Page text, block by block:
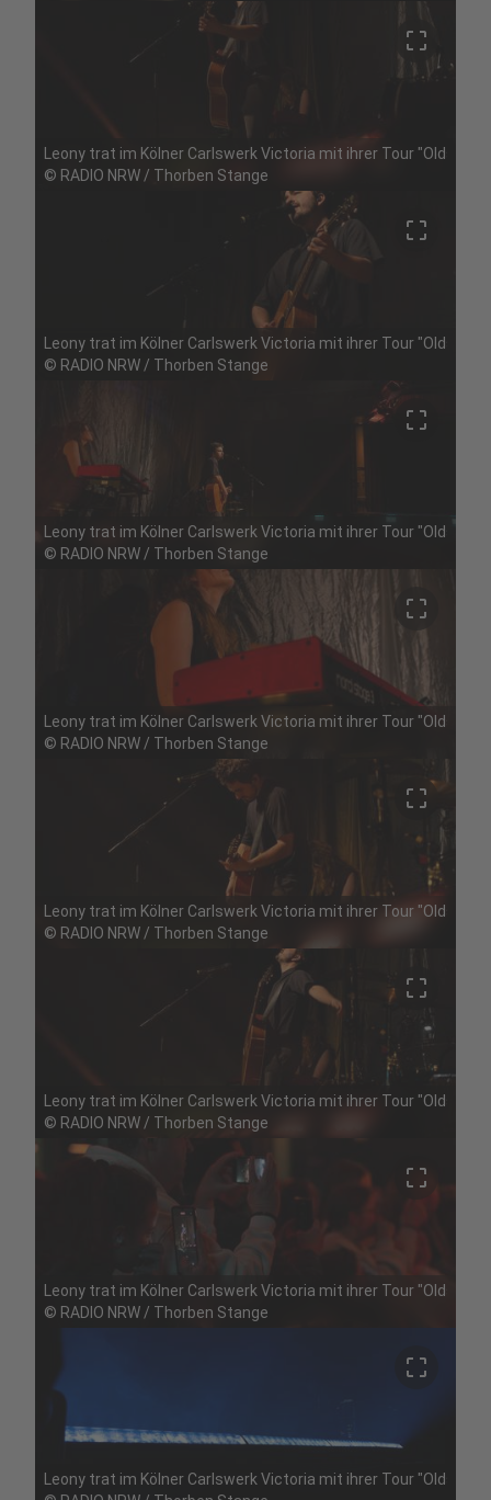
crop_free
Leony trat im Kölner Carlswerk Victoria mit ihrer Tour
© RADIO NRW / Thorben Stange
crop_free
Leony trat im Kölner Carlswerk Victoria mit ihrer Tour
© RADIO NRW / Thorben Stange
crop_free
Leony trat im Kölner Carlswerk Victoria mit ihrer Tour
© RADIO NRW / Thorben Stange
crop_free
Leony trat im Kölner Carlswerk Victoria mit ihrer Tour
© RADIO NRW / Thorben Stange
crop_free
Leony trat im Kölner Carlswerk Victoria mit ihrer Tour
© RADIO NRW / Thorben Stange
crop_free
Leony trat im Kölner Carlswerk Victoria mit ihrer Tour
© RADIO NRW / Thorben Stange
crop_free
Leony trat im Kölner Carlswerk Victoria mit ihrer Tour
© RADIO NRW / Thorben Stange
crop_free
Leony trat im Kölner Carlswerk Victoria mit ihrer Tour